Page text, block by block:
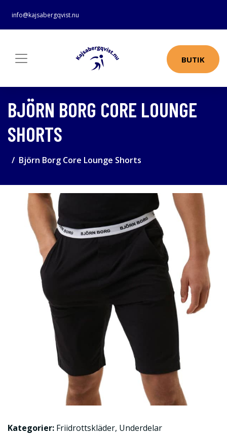
info@kajsabergqvist.nu
BUTIK
BJÖRN BORG CORE LOUNGE
SHORTS
Björn Borg Core Lounge Shorts
Kategorier: Friidrottskläder, Underdelar